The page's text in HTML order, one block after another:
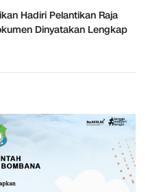
Hadiri Pelantikan Raja
Dinyatakan Lengkap